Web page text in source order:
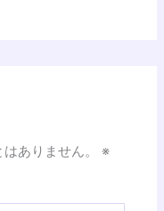
ありません。
※